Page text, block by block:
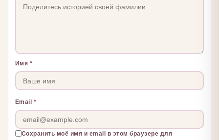
Имя *
Email *
Сохранить моё имя и email в этом браузере для